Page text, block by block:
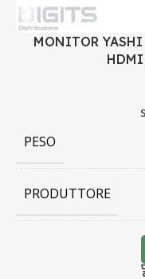
MONITOR
PESO
PRODUTTORE